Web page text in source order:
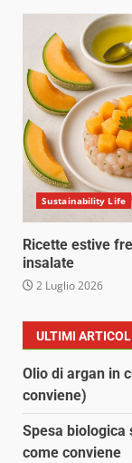
Sustainability Life
Ricette estive
insalate
2 Luglio 2026
ULTIMI
Olio di argan in
conviene)
Spesa biologica
come conviene